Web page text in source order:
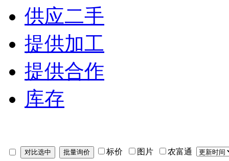
供应二手
提供加工
提供合作
库存
标价 图片 农富通